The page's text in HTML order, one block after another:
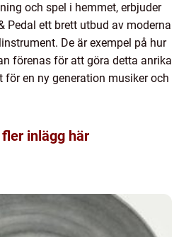
och spel i hemmet, erbjuder
Pedal ett brett utbud av moderna
De är exempel på hur
förenas för att göra detta anrika
en ny generation musiker och
fler inlägg här